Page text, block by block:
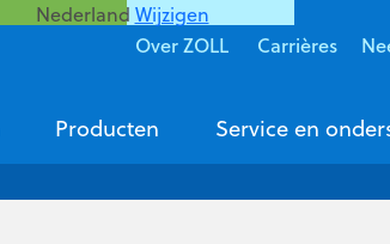
Nederland Wijzigen
Over ZOLL Carrières
Producten Service en